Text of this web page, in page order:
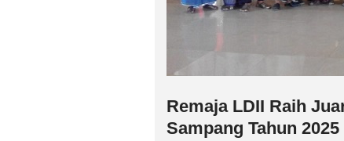
Ketua DPD LDII Kab. Sampang H.
Diskusi ( FGD ) FORKOPIMDA
Sampang yang aman dan damai
Remaja LDII Raih
Sampang Tahun 2025